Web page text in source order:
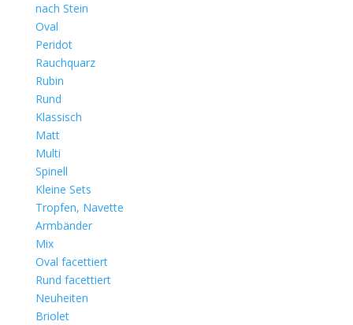
nach Stein
Oval
Peridot
Rauchquarz
Rubin
Rund
Klassisch
Matt
Multi
Spinell
Kleine Sets
Tropfen, Navette
Armbänder
Mix
Oval facettiert
Rund facettiert
Neuheiten
Briolet